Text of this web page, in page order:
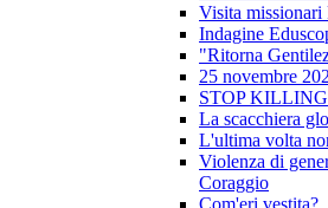
Visita missionari
Indagine
"Ritorna
25 novembre
STOP
La scacchiera
L'ultima volta
Violenza di
Coraggio